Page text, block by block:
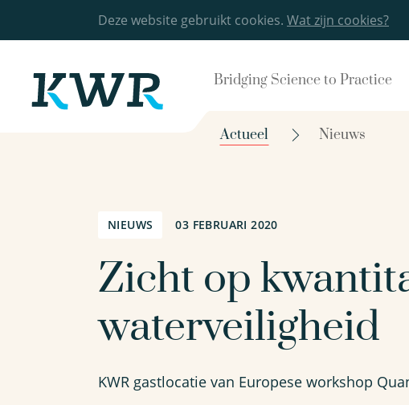
Deze website gebruikt cookies. Wat zijn cookies?
Bridging Science to Practice
Actueel Nieuws
NIEUWS 03 FEBRUARI 2020
Zicht op
waterveiligheid
KWR gastlocatie van Europese workshop